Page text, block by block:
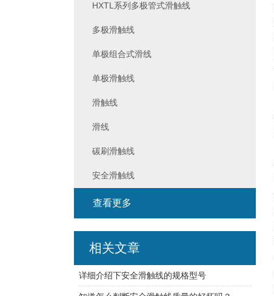
HXTL系列多极管式滑触线
多极滑触线
单极组合式滑线
单极滑触线
滑触线
滑线
碳刷滑触线
安全滑触线
查看更多
相关文章
详细介绍下安全滑触线的规格型号